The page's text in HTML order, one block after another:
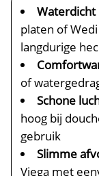
Waterdicht
platen of
langdurige
of
Schone
hoog bij
gebruik
Slimme
Viega met